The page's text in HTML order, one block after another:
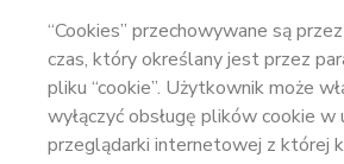
“Cookies” przechowywane są
czas, który określany jest przez
pliku “cookie”. Użytkownik może
wyłączyć obsługę plików cookie w
przeglądarki internetowej z której